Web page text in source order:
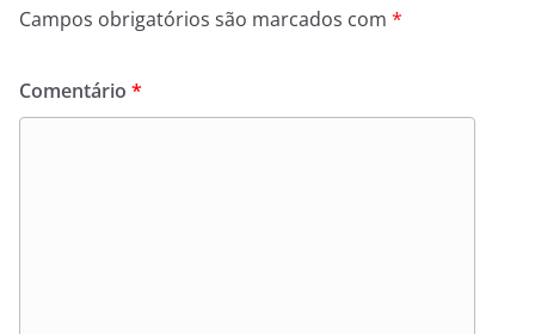
Campos obrigatórios são marcados com *
Comentário *